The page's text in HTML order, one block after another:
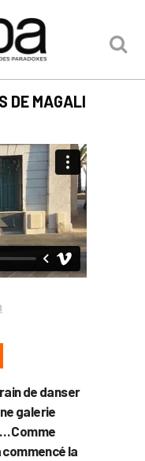
DE MAGALI
de danser
galerie
Comme
la